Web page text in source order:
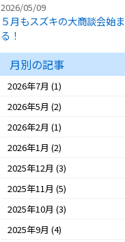
2026/05/09
５月もスズキの大商談会始ま
る！
月別の記事
2026年7月 (1)
2026年5月 (2)
2026年2月 (1)
2026年1月 (2)
2025年12月 (3)
2025年11月 (5)
2025年10月 (3)
2025年9月 (4)